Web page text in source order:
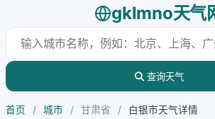
gklmno天气
查询天气
首页 / 城市 / 甘肃省 / 白银市天气详情